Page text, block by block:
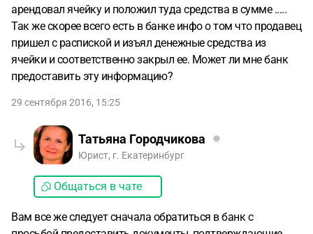
арендовал ячейку и положил туда средства в сумме .....
Так же скорее всего есть в банке инфо о том что продавец
пришел с распиской и изъял денежные средства из
ячейки и соответственно закрыл ее. Может ли мне банк
предоставить эту информацию?
29 сентября 2016, 15:25
Татьяна Городчикова
Юрист, г. Екатеринбург
Общаться в чате
Вам все же следует сначала обратиться в банк с